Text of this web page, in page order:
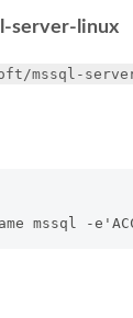
server-linux
mssql-